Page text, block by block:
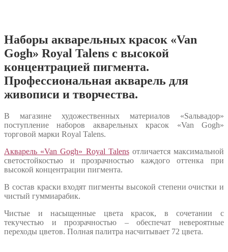
Наборы акварельных красок «Van
Gogh» Royal Talens с высокой
концентрацией пигмента.
Профессиональная акварель для
живописи и творчества.
В магазине художественных материалов «Sальвадор»
поступление наборов акварельных красок «Van Gogh»
торговой марки Royal Talens.
Акварель «Van Gogh» Royal Talensотличается максимальной
светостойкостью и прозрачностью каждого оттенка при
высокой концентрации пигмента.
В состав краски входят пигменты высокой степени очистки и
чистый гуммиарабик.
Чистые и насыщенные цвета красок, в сочетании с
текучестью и прозрачностью – обеспечат невероятные
переходы цветов. Полная палитра насчитывает 72 цвета.